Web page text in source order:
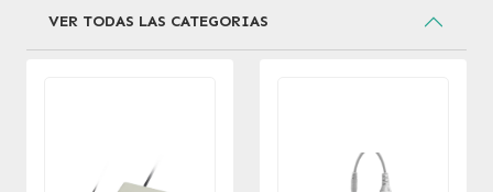
VER TODAS LAS CATEGORIAS